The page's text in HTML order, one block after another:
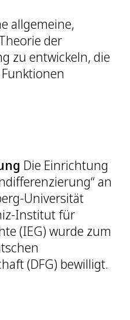
allgemeine,
der
zu entwickeln, die
Die Einrichtung
an
Universität
Institut für
(IEG) wurde zum
(DFG) bewilligt.